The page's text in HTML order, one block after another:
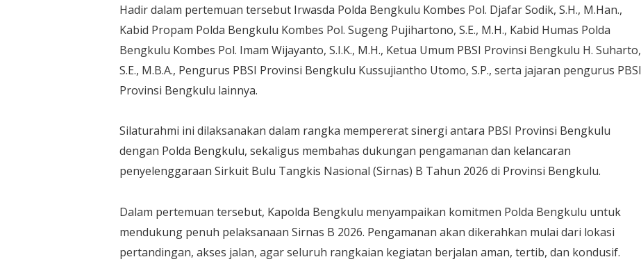
Hadir dalam pertemuan tersebut Irwasda Polda Bengkulu Kombes Pol. Djafar Sodik, S.H., M.Han.,
Kabid Propam Polda Bengkulu Kombes Pol. Sugeng Pujihartono, S.E., M.H., Kabid Humas Polda
Bengkulu Kombes Pol. Imam Wijayanto, S.I.K., M.H., Ketua Umum PBSI Provinsi Bengkulu H. Suharto,
S.E., M.B.A., Pengurus PBSI Provinsi Bengkulu Kussujiantho Utomo, S.P., serta jajaran pengurus PBSI
Provinsi Bengkulu lainnya.
Silaturahmi ini dilaksanakan dalam rangka mempererat sinergi antara PBSI Provinsi Bengkulu
dengan Polda Bengkulu, sekaligus membahas dukungan pengamanan dan kelancaran
penyelenggaraan Sirkuit Bulu Tangkis Nasional (Sirnas) B Tahun 2026 di Provinsi Bengkulu.
Dalam pertemuan tersebut, Kapolda Bengkulu menyampaikan komitmen Polda Bengkulu untuk
mendukung penuh pelaksanaan Sirnas B 2026. Pengamanan akan dikerahkan mulai dari lokasi
pertandingan, akses jalan, agar seluruh rangkaian kegiatan berjalan aman, tertib, dan kondusif.